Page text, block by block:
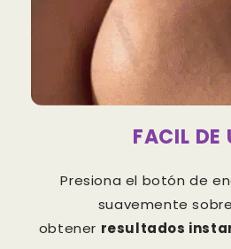
FACIL DE
Presiona el botón de
suavemente
obtener resultados